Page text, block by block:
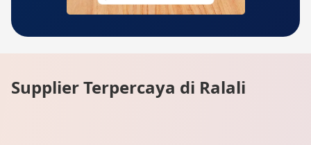
Supplier Terpercaya di Ralali